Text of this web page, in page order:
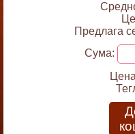
Предлага
Сума: